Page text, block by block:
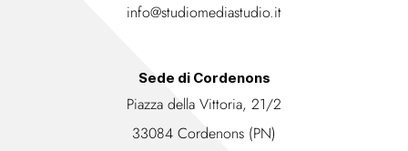
info@studiomediastudio.it
Sede di Cordenons
Piazza della Vittoria, 21/2
33084 Cordenons (PN)